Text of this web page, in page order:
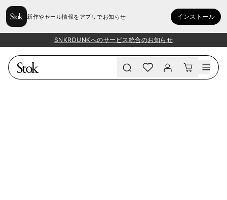
新作やセール情報をアプリでお知らせ インストール
SNKRDUNKへのサービス統合のお知らせ